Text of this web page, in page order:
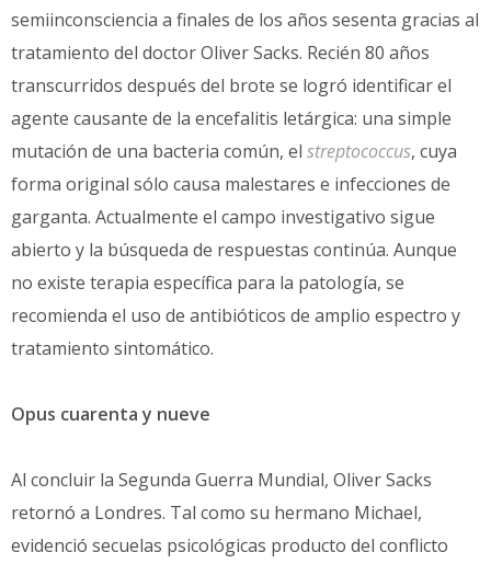
semiinconsciencia a finales de los años sesenta gracias al
tratamiento del doctor Oliver Sacks. Recién 80 años
transcurridos después del brote se logró identificar el
agente causante de la encefalitis letárgica: una simple
mutación de una bacteria común, el streptococcus, cuya
forma original sólo causa malestares e infecciones de
garganta. Actualmente el campo investigativo sigue
abierto y la búsqueda de respuestas continúa. Aunque
no existe terapia específica para la patología, se
recomienda el uso de antibióticos de amplio espectro y
tratamiento sintomático.
Opus cuarenta y nueve
Al concluir la Segunda Guerra Mundial, Oliver Sacks
retornó a Londres. Tal como su hermano Michael,
evidenció secuelas psicológicas producto del conflicto